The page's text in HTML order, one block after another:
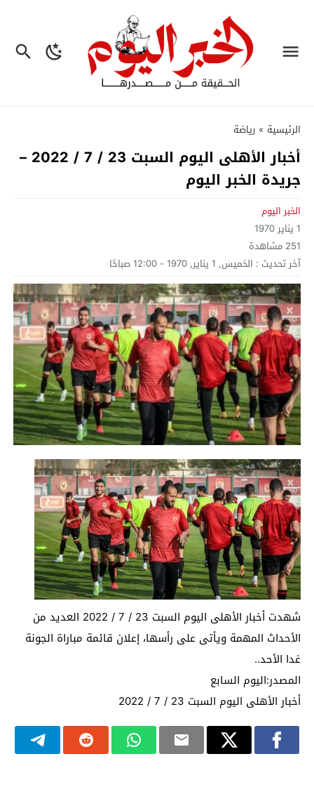
الرئيسية » رياضة
أخبار الأهلى اليوم السبت 23 / 7 / 2022 –
جريدة الخبر اليوم
الخبر اليوم
1 يناير 1970
251 مشاهدة
آخر تحديث : الخميس, 1 يناير, 1970 - 12:00 صباحًا
شهدت أخبار الأهلى اليوم السبت 23 / 7 / 2022 العديد من
الأحداث المهمة ويأتى على رأسها، إعلان قائمة مباراة الجونة
غدا الأحد..
المصدر:اليوم السابع
أخبار الأهلى اليوم السبت 23 / 7 / 2022